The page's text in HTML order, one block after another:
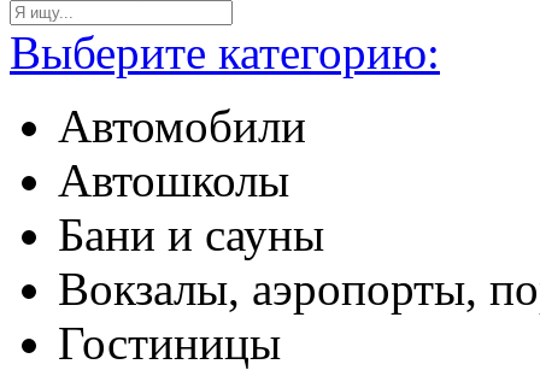
Выберите категорию:
Автомобили
Автошколы
Бани и сауны
Вокзалы, аэропорты,
Гостиницы